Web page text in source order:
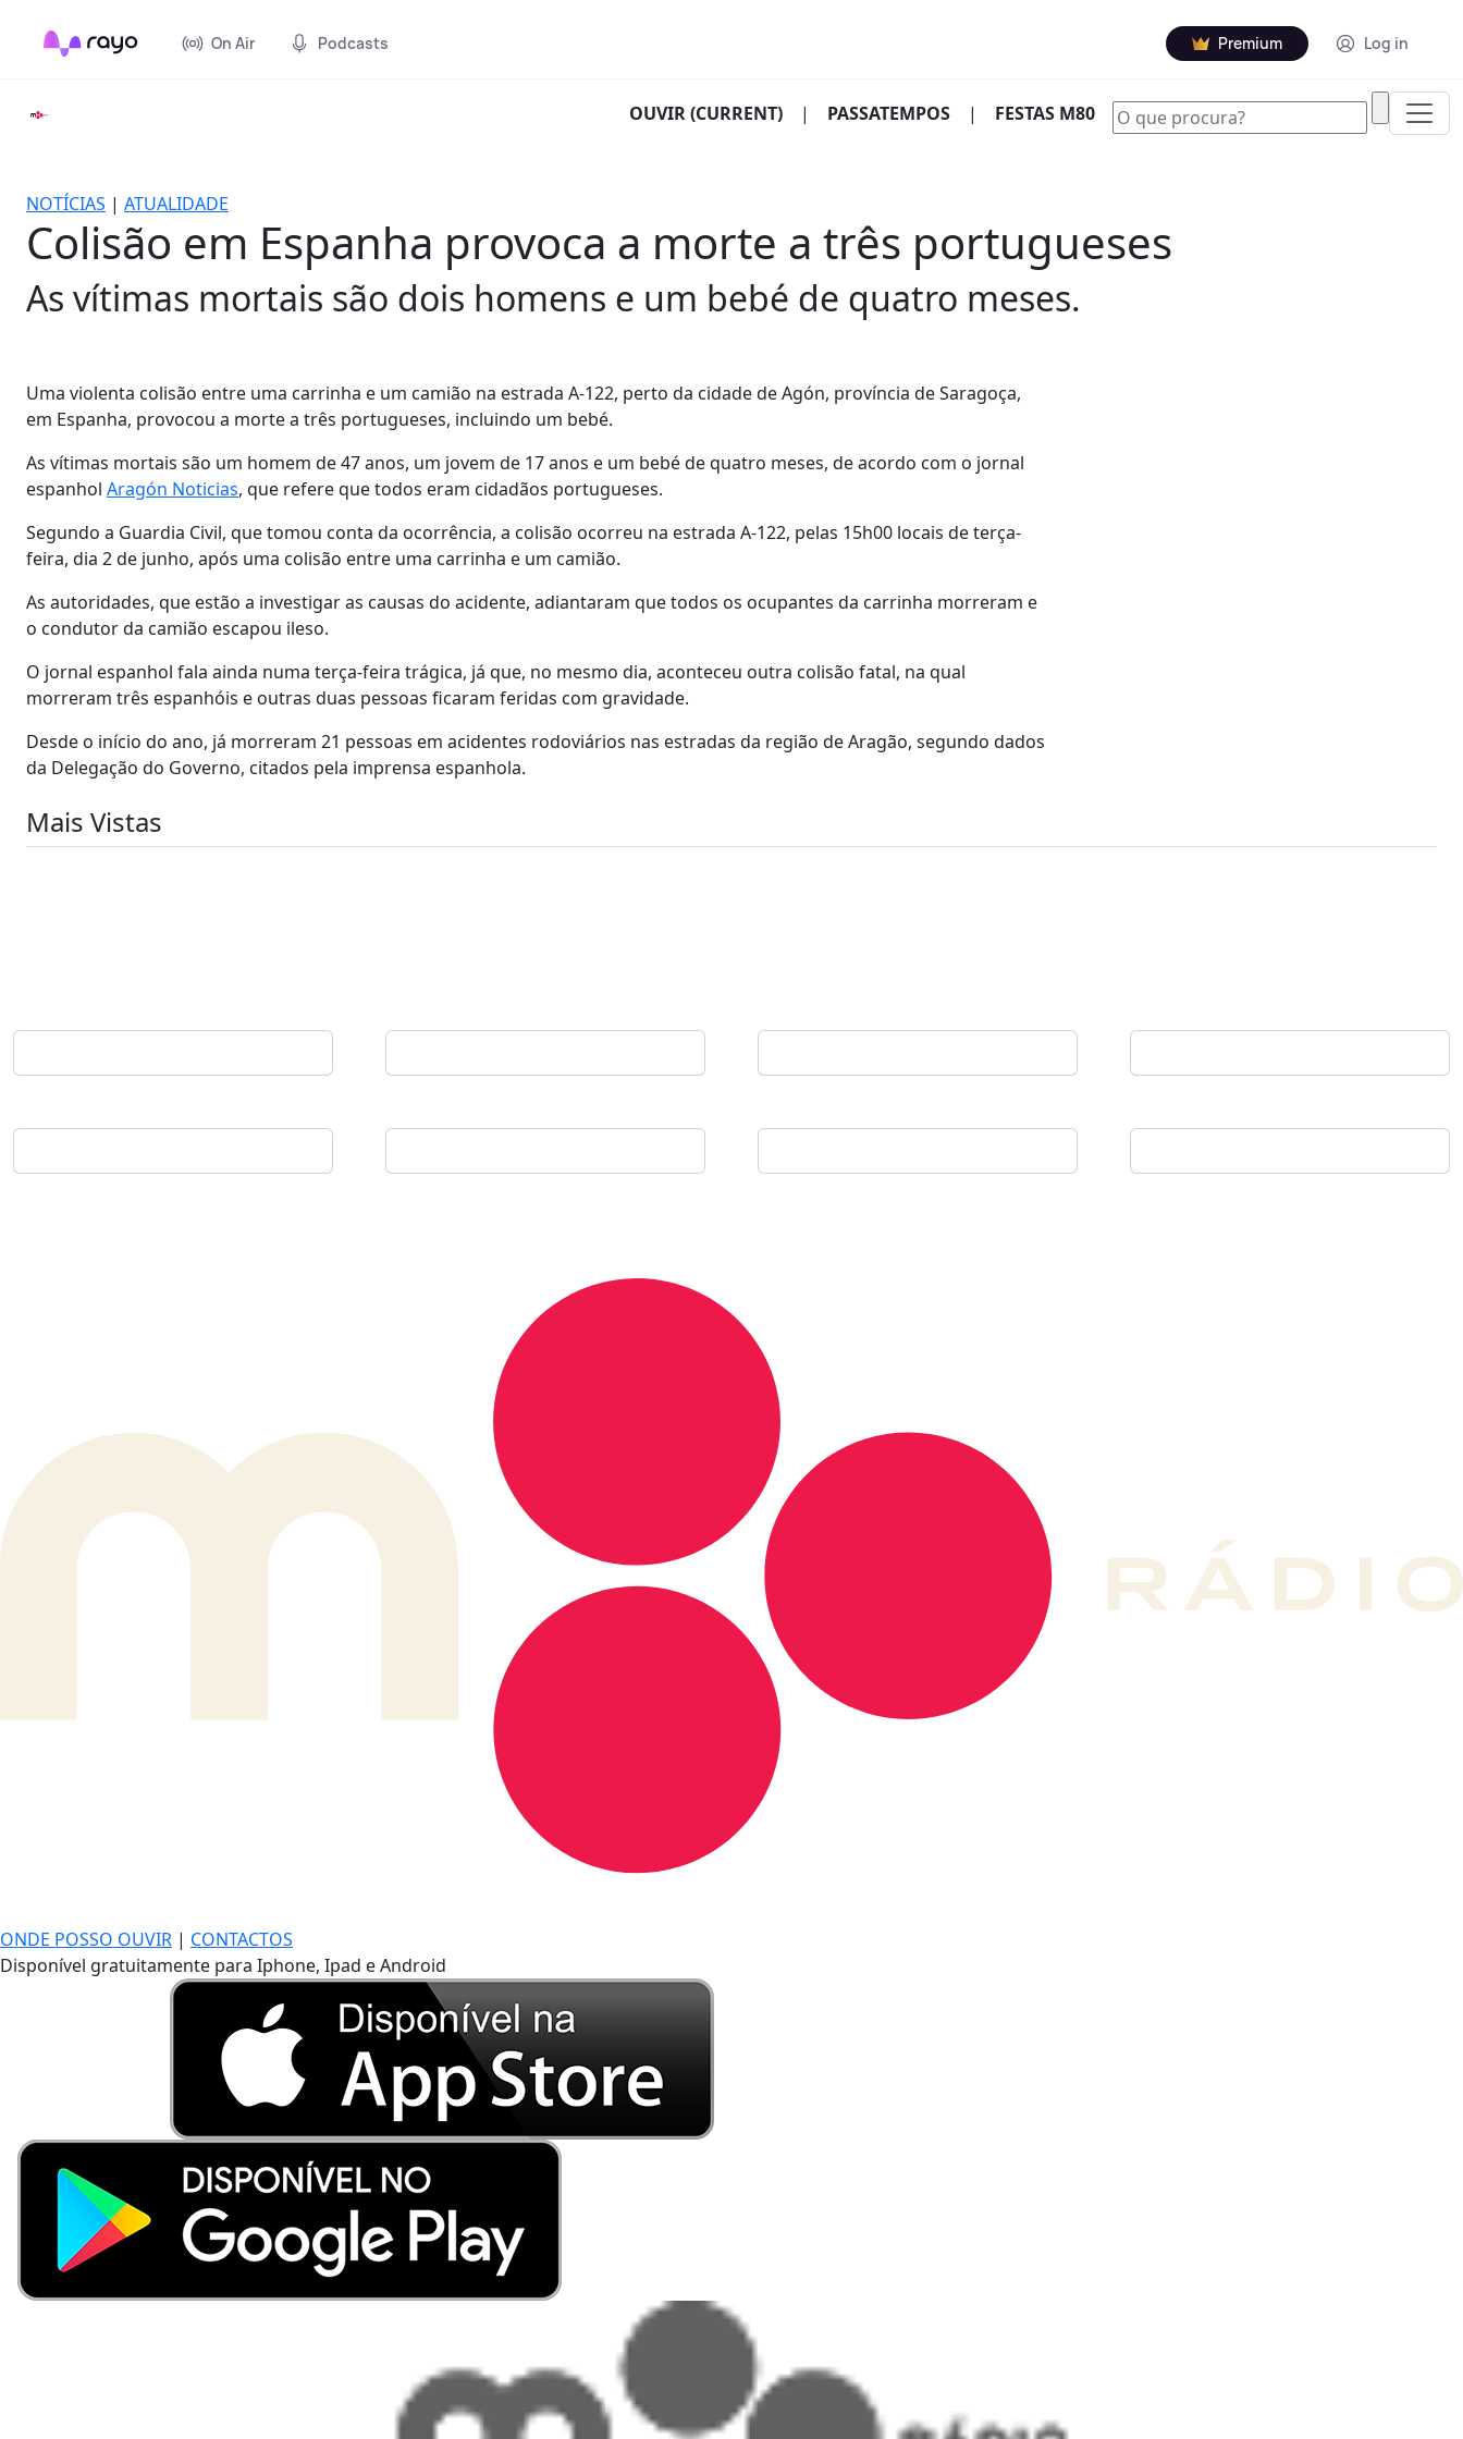
On Air Podcasts Premium Log in
OUVIR(CURRENT) | PASSATEMPOS | FESTAS M80
NOTÍCIAS | ATUALIDADE
Colisão em Espanha provoca a morte a três portugueses
As vítimas mortais são dois homens e um bebé de quatro meses.
Uma violenta colisão entre uma carrinha e um camião na estrada A-122, perto da cidade de Agón, província de Saragoça,
em Espanha, provocou a morte a três portugueses, incluindo um bebé.
As vítimas mortais são um homem de 47 anos, um jovem de 17 anos e um bebé de quatro meses, de acordo com o jornal
espanhol Aragón Noticias, que refere que todos eram cidadãos portugueses.
Segundo a Guardia Civil, que tomou conta da ocorrência, a colisão ocorreu na estrada A-122, pelas 15h00 locais de terça-
feira, dia 2 de junho, após uma colisão entre uma carrinha e um camião.
As autoridades, que estão a investigar as causas do acidente, adiantaram que todos os ocupantes da carrinha morreram e
o condutor da camião escapou ileso.
O jornal espanhol fala ainda numa terça-feira trágica, já que, no mesmo dia, aconteceu outra colisão fatal, na qual
morreram três espanhóis e outras duas pessoas ficaram feridas com gravidade.
Desde o início do ano, já morreram 21 pessoas em acidentes rodoviários nas estradas da região de Aragão, segundo dados
da Delegação do Governo, citados pela imprensa espanhola.
Mais Vistas
ONDE POSSO OUVIR | CONTACTOS
Disponível gratuitamente para Iphone, Ipad e Android